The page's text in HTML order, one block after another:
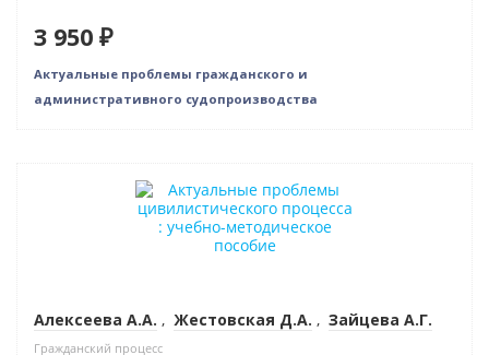
3 950 ₽
Актуальные проблемы гражданского и
административного судопроизводства
Нет в наличии
Алексеева А.А. , Жестовская Д.А. , Зайцева А.Г.
Гражданский процесс